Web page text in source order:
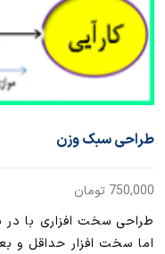
طراحی سبک وزن
750,000 تومان
طراحی سخت افزاری با در
اما سخت افزار حداقل و